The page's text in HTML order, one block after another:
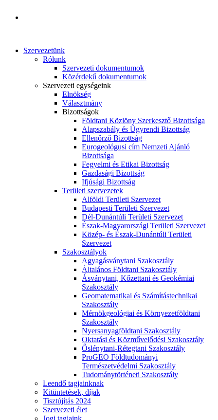
Szervezetünk
Rólunk
Szervezeti dokumentumok
Közérdekű dokumentumok
Szervezeti egységeink
Elnökség
Választmány
Bizottságok
Földtani Közlöny Szerkesztő Bizottsága
Alapszabály és Ügyrendi Bizottság
Ellenőrző Bizottság
Eurogeológusi cím Nemzeti Ajánló
Bizottsága
Fegyelmi és Etikai Bizottság
Gazdasági Bizottság
Ifjúsági Bizottság
Területi szervezetek
Alföldi Területi Szervezet
Budapesti Területi Szervezet
Dél-Dunántúli Területi Szervezet
Észak-Magyarországi Területi Szervezet
Közép- és Észak-Dunántúli Területi
Szervezet
Szakosztályok
Agyagásványtani Szakosztály
Általános Földtani Szakosztály
Ásványtani, Kőzettani és Geokémiai
Szakosztály
Geomatematikai és Számítástechnikai
Szakosztály
Mérnökgeológiai és Környezetföldtani
Szakosztály
Nyersanyagföldtani Szakosztály
Oktatási és Közművelődési Szakosztály
Őslénytani-Rétegtani Szakosztály
ProGEO Földtudományi
Természetvédelmi Szakosztály
Tudománytörténeti Szakosztály
Leendő tagjainknak
Kitüntetések, díjak
Tisztújítás 2024
Szervezeti élet
Jogi tagjaink